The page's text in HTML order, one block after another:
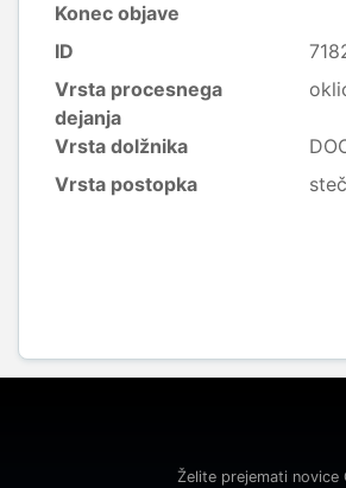
Konec objave
ID
Vrsta procesnega
dejanja
Vrsta dolžnika
Vrsta postopka
Želite prejemati novice